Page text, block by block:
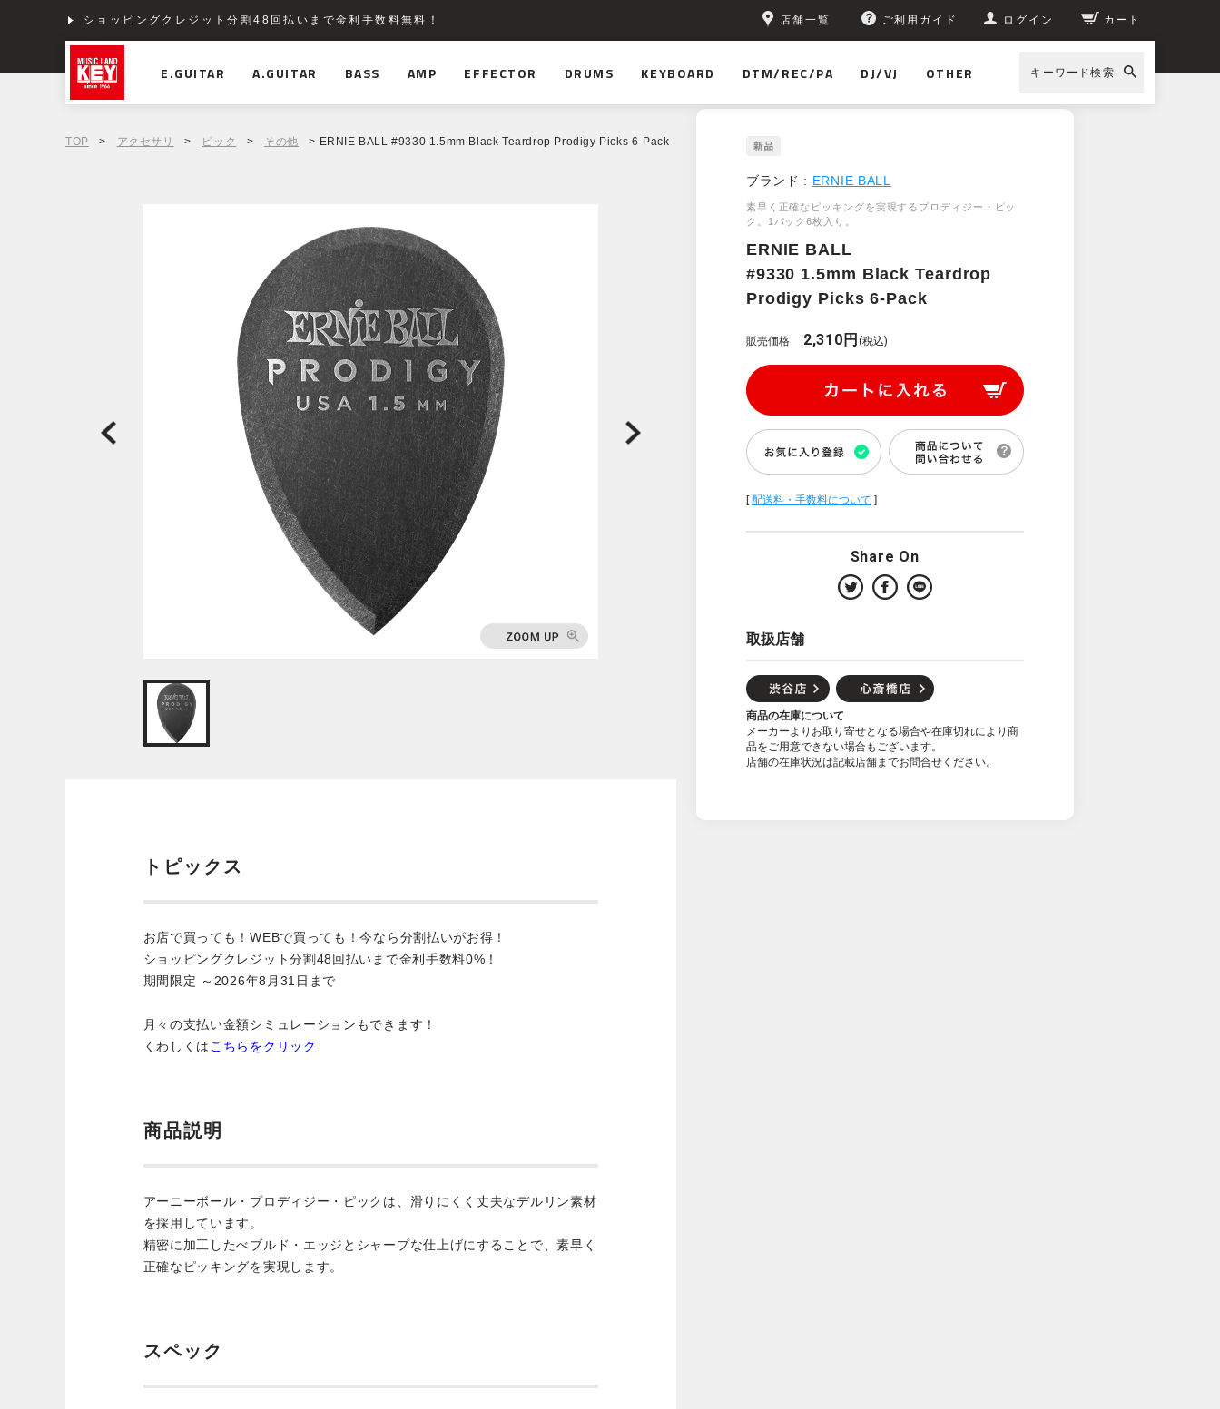
ショッピングクレジット分割48回払いまで金利手数料無料！ 店舗一覧 ご利用ガイド ログイン カート
E.GUITAR A.GUITAR BASS AMP EFFECTOR DRUMS KEYBOARD DTM/REC/PA DJ/VJ OTHER キーワード検索
TOP > アクセサリ > ピック > その他 > ERNIE BALL #9330 1.5mm Black Teardrop Prodigy Picks 6-Pack
ブランド : ERNIE BALL
素早く正確なピッキングを実現するプロディジー・ピッ
ク。1パック6枚入り。
ERNIE BALL
#9330 1.5mm Black Teardrop
Prodigy Picks 6-Pack
販売価格 2,310円 (税込)
[配送料・手数料について ]
Share On
取扱店舗
商品の在庫について
メーカーよりお取り寄せとなる場合や在庫切れにより商
品をご用意できない場合もございます。
店舗の在庫状況は記載店舗までお問合せください。
トピックス
お店で買っても！WEBで買っても！今なら分割払いがお得！
ショッピングクレジット分割48回払いまで金利手数料0%！
期間限定 ～2026年8月31日まで
月々の支払い金額シミュレーションもできます！
くわしくは こちらをクリック
商品説明
アーニーボール・プロディジー・ピックは、滑りにくく丈夫なデルリン素材
を採用しています。
精密に加工したべブルド・エッジとシャープな仕上げにすることで、素早く
正確なピッキングを実現します。
スペック